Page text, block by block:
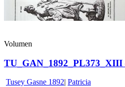
Volumen
TU_GAN_1892_PL373_XIII
Tusey Gasne 1892| Patricia